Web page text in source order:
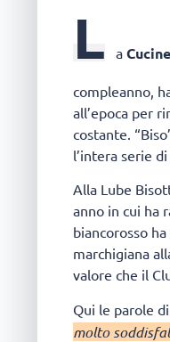
L a
compleanno,
all’epoca per
costante.
l’intera serie
Alla Lube
anno in cui ha
biancorosso
marchigiana
valore che il
Qui le parole di
molto